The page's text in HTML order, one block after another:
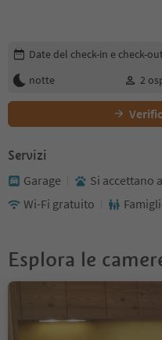
Modifica i dettagli della
Date del check-in e check-
notte
2
Servizi
Garage
Si accettano
Wi-Fi gratuito
Esplora le